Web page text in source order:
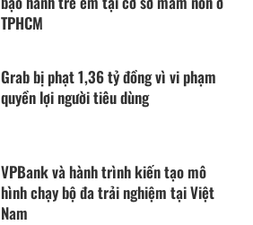
TPHCM
Grab bị phạt 1,36 tỷ đồng vì vi phạm
quyền lợi người tiêu dùng
VPBank và hành trình kiến tạo mô
hình chạy bộ đa trải nghiệm tại Việt
Nam